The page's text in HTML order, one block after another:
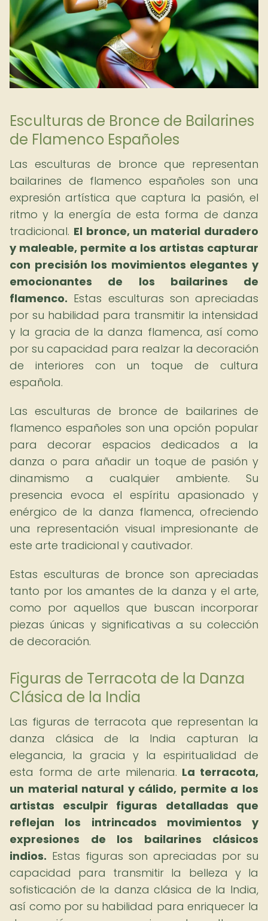
Esculturas de Bronce de Bailarines
de Flamenco Españoles
Las esculturas de bronce que representan
bailarines de flamenco españoles son una
expresión artística que captura la pasión, el
ritmo y la energía de esta forma de danza
tradicional. El bronce, un material duradero
y maleable, permite a los artistas capturar
con precisión los movimientos elegantes y
emocionantes de los bailarines de
flamenco. Estas esculturas son apreciadas
por su habilidad para transmitir la intensidad
y la gracia de la danza flamenca, así como
por su capacidad para realzar la decoración
de interiores con un toque de cultura
española.
Las esculturas de bronce de bailarines de
flamenco españoles son una opción popular
para decorar espacios dedicados a la
danza o para añadir un toque de pasión y
dinamismo a cualquier ambiente. Su
presencia evoca el espíritu apasionado y
enérgico de la danza flamenca, ofreciendo
una representación visual impresionante de
este arte tradicional y cautivador.
Estas esculturas de bronce son apreciadas
tanto por los amantes de la danza y el arte,
como por aquellos que buscan incorporar
piezas únicas y significativas a su colección
de decoración.
Figuras de Terracota de la Danza
Clásica de la India
Las figuras de terracota que representan la
danza clásica de la India capturan la
elegancia, la gracia y la espiritualidad de
esta forma de arte milenaria. La terracota,
un material natural y cálido, permite a los
artistas esculpir figuras detalladas que
reflejan los intrincados movimientos y
expresiones de los bailarines clásicos
indios. Estas figuras son apreciadas por su
capacidad para transmitir la belleza y la
sofisticación de la danza clásica de la India,
así como por su habilidad para enriquecer la